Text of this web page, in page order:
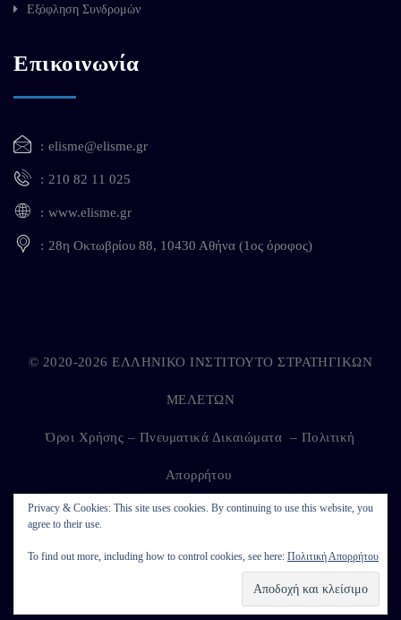
Εξόφληση Συνδρομών
Επικοινωνία
elisme@elisme.gr
210 82 11 025
www.elisme.gr
28η Οκτωβρίου 88, 10430 Αθήνα (1ος όροφος)
Privacy & Cookies: This site uses cookies. By continuing to use this website, you
agree to their use.
To find out more, including how to control cookies, see here: Πολιτική Απορρήτου
© 2020-2026 ΕΛΛΗΝΙΚΟ ΙΝΣΤΙΤΟΥΤΟ ΣΤΡΑΤΗΓΙΚΩΝ
ΜΕΛΕΤΩΝ
Όροι Χρήσης – Πνευματικά Δικαιώματα – Πολιτική
Απορρήτου
Developed by